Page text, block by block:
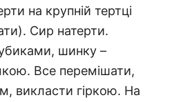
на крупній тертці
Сир натерти.
шинку –
Все перемішати,
викласти гіркою. На